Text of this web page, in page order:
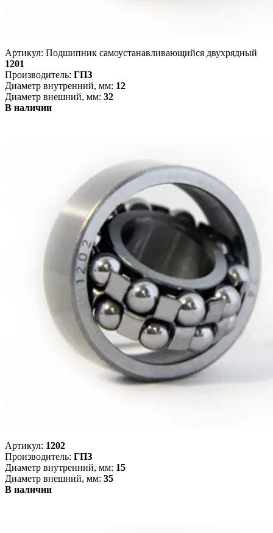
Артикул: Подшипник самоустанавливающийся двухрядный
1201
Производитель: ГПЗ
Диаметр внутренний, мм: 12
Диаметр внешний, мм: 32
В наличии
Артикул: 1202
Производитель: ГПЗ
Диаметр внутренний, мм: 15
Диаметр внешний, мм: 35
В наличии